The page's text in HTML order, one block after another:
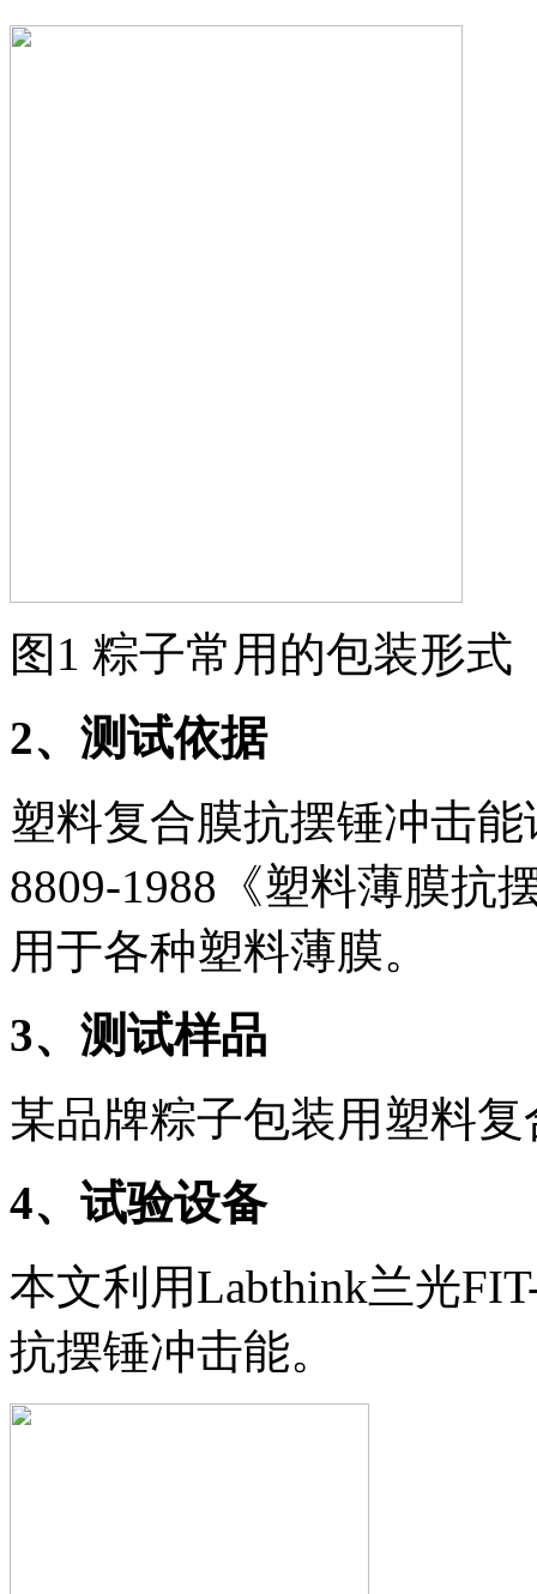
图1 粽子常用的包装形式
2、测试依据
塑料复合膜抗摆锤冲击
8809-1988《塑料薄膜抗
用于各种塑料薄膜。
3、测试样品
某品牌粽子包装用塑料复
4、试验设备
本文利用Labthink兰光
抗摆锤冲击能。